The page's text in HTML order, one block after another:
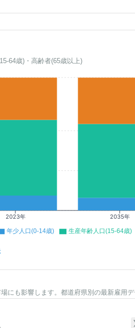
64歳)・高齢者(65歳以上)
2023年 2035年
年少人口(0-14歳) 生産年齢人口(15-64歳)
にも影響します。都道府県別の最新雇用